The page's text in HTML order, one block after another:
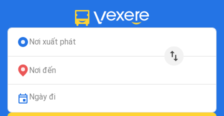
Nơi xuất phát
Nơi đến
Ngày đi